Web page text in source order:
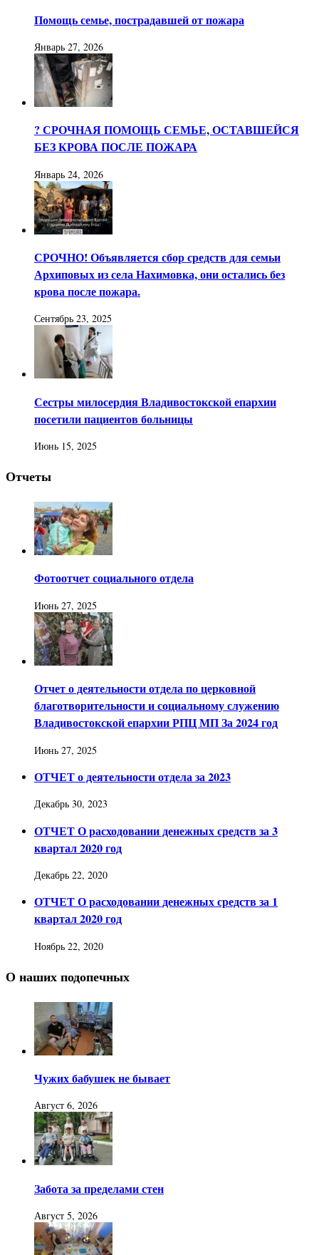
Помощь семье, пострадавшей от пожара
Январь 27, 2026
? СРОЧНАЯ ПОМОЩЬ СЕМЬЕ, ОСТАВШЕЙСЯ
БЕЗ КРОВА ПОСЛЕ ПОЖАРА
Январь 24, 2026
СРОЧНО! Объявляется сбор средств для семьи
Архиповых из села Нахимовка, они остались без
крова после пожара.
Сентябрь 23, 2025
Сестры милосердия Владивостокской епархии
посетили пациентов больницы
Июнь 15, 2025
Отчеты
Фотоотчет социального отдела
Июнь 27, 2025
Отчет о деятельности отдела по церковной
благотворительности и социальному служению
Владивостокской епархии РПЦ МП За 2024 год
Июнь 27, 2025
ОТЧЕТ о деятельности отдела за 2023
Декабрь 30, 2023
ОТЧЕТ О расходовании денежных средств за 3
квартал 2020 год
Декабрь 22, 2020
ОТЧЕТ О расходовании денежных средств за 1
квартал 2020 год
Ноябрь 22, 2020
О наших подопечных
Чужих бабушек не бывает
Август 6, 2026
Забота за пределами стен
Август 5, 2026